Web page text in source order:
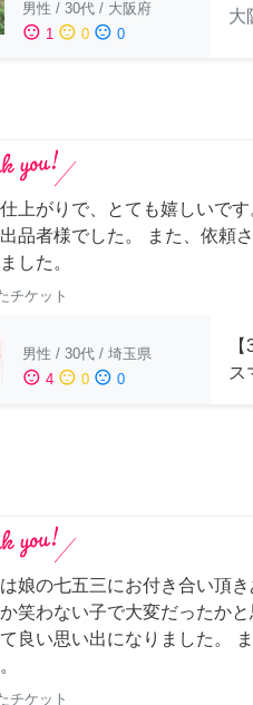
男性 / 30代 / 大阪府
sentiment_satisfied 1 sentiment_neutral 0 sentiment_dissatisfied 0
大
上がりで、とても嬉しいで
品者様でした。 また、依頼
した。
チケット
男性 / 30代 / 埼玉県
sentiment_satisfied 4 sentiment_neutral 0 sentiment_dissatisfied 0
ス
娘の七五三にお付き合い頂き
笑わない子で大変だったか
良い思い出になりました。
チケット